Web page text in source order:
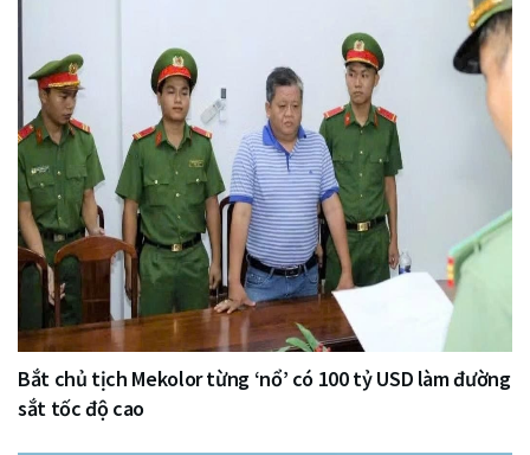
Bắt chủ tịch Mekolor từng ‘nổ’ có 100 tỷ USD làm đường
sắt tốc độ cao